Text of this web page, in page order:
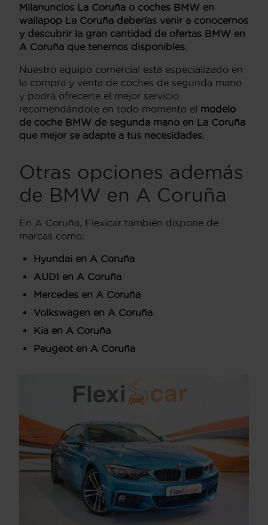
Milanuncios La Coruña o coches BMW en
wallapop La Coruña deberías venir a conocernos
y descubrir la gran cantidad de ofertas BMW en
A Coruña que tenemos disponibles.
Nuestro equipo comercial está especializado en
la compra y venta de coches de segunda mano
y podrá ofrecerte el mejor servicio
recomendándote en todo momento el modelo
de coche BMW de segunda mano en La Coruña
que mejor se adapte a tus necesidades.
Otras opciones además
de BMW en A Coruña
En A Coruña, Flexicar también dispone de
marcas como:
Hyundai en A Coruña
AUDI en A Coruña
Mercedes en A Coruña
Volkswagen en A Coruña
Kia en A Coruña
Peugeot en A Coruña